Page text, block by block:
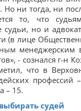
ни тогда, ни
то, что
судьи, но и
(в лице
- сознался г-н
что в
– 15.
судей